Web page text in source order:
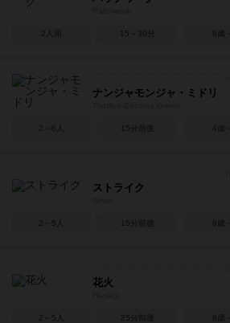
2人用 15～30分 8歳～
ナンジャモンジャ・ミドリ
2～6人 15分前後 4歳～
ストライク
2～5人 15分前後 8歳～
花火
2～5人 25分前後 8歳～